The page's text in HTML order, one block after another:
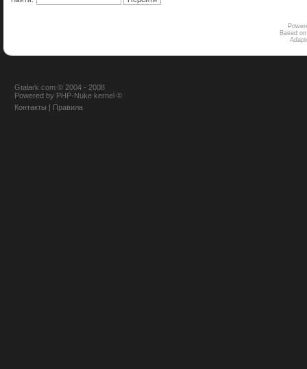
Based
Gtalark.com © 2004 - 2008
Powered by PHP-Nuke kernel ©
Контакты | Правила